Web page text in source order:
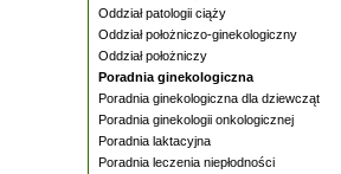
Oddział patologii ciąży
Oddział położniczo-ginekologiczny
Oddział położniczy
Poradnia ginekologiczna
Poradnia ginekologiczna dla dziewcząt
Poradnia ginekologii onkologicznej
Poradnia laktacyjna
Poradnia leczenia niepłodności